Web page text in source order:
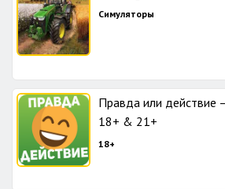
Симуляторы
Правда или действие
18+ & 21+
18+